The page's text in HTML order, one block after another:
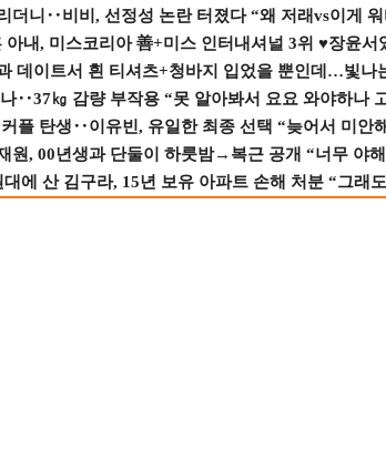
더니‥비비, 선정성 논란 터졌다 “왜 저래vs이게 워
아내, 미스코리아 善+미스 인터내셔널 3위 ♥장윤서
데이트서 흰 티셔츠+청바지 입었을 뿐인데…빛나
‥37㎏ 감량 부작용 “못 알아봐서 요요 와야하나
플 탄생‥이유빈, 유일한 최종 선택 “늦어서 미안
원, 00년생과 단둘이 하룻밤→복근 공개 “너무 야
에 산 김구라, 15년 보유 아파트 손해 처분 “그래